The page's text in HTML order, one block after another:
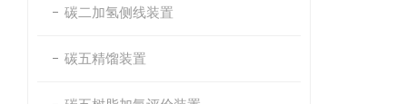
碳二加氢侧线装置
碳五精馏装置